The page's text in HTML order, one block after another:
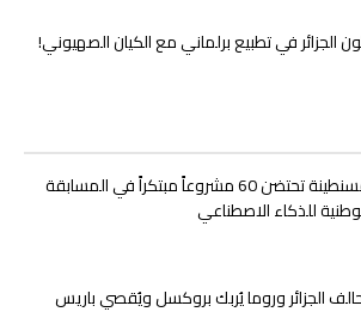
في تطبيع برلماني مع الكيان الصهيوني!
قسنطينة تحتضن 60 مشروعاً مبتكراً في المسابقة
للذكاء الاصطناعي
الجزائر وروما يُربك بروكسل ويُقصي باريس